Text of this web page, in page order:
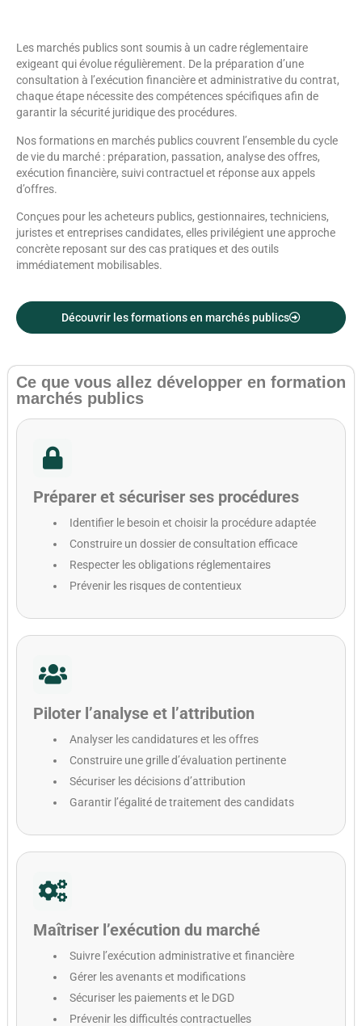
Les marchés publics sont soumis à un cadre réglementaire
exigeant qui évolue régulièrement. De la préparation d’une
consultation à l’exécution financière et administrative du contrat,
chaque étape nécessite des compétences spécifiques afin de
garantir la sécurité juridique des procédures.
Nos formations en marchés publics couvrent l’ensemble du cycle
de vie du marché : préparation, passation, analyse des offres,
exécution financière, suivi contractuel et réponse aux appels
d’offres.
Conçues pour les acheteurs publics, gestionnaires, techniciens,
juristes et entreprises candidates, elles privilégient une approche
concrète reposant sur des cas pratiques et des outils
immédiatement mobilisables.
Découvrir les formations en marchés publics
Ce que vous allez développer en formation
marchés publics
Préparer et sécuriser ses procédures
Identifier le besoin et choisir la procédure adaptée
Construire un dossier de consultation efficace
Respecter les obligations réglementaires
Prévenir les risques de contentieux
Piloter l’analyse et l’attribution
Analyser les candidatures et les offres
Construire une grille d’évaluation pertinente
Sécuriser les décisions d’attribution
Garantir l’égalité de traitement des candidats
Maîtriser l’exécution du marché
Suivre l’exécution administrative et financière
Gérer les avenants et modifications
Sécuriser les paiements et le DGD
Prévenir les difficultés contractuelles